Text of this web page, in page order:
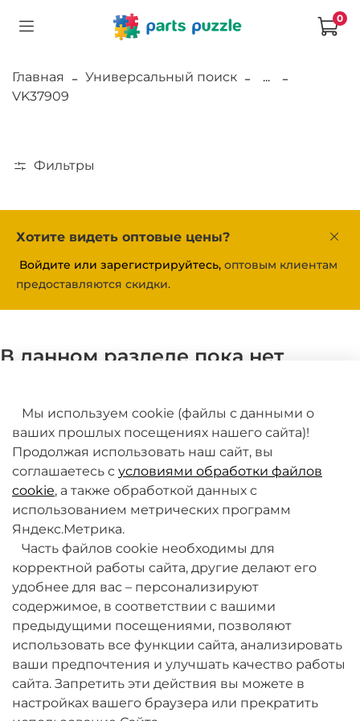
0
Главная Универсальный поиск
...
VK37909
Фильтры
Хотите видеть оптовые цены?
Войдите или зарегистрируйтесь, оптовым клиентам
предоставляются скидки.
В данном разделе пока нет
О компании
Товары и услуги
+7 (495) 789-38-95
09:00 - 18:00 (будни, по МСК)
Мы используем cookie (файлы с данными о
ваших прошлых посещениях нашего сайта)!
Продолжая использовать наш сайт, вы
соглашаетесь с условиями обработки файлов
cookie, а также обработкой данных с
использованием метрических программ
Яндекс.Метрика.
Часть файлов cookie необходимы для
корректной работы сайта, другие делают его
удобнее для вас – персонализируют
содержимое, в соответствии с вашими
предыдущими посещениями, позволяют
использовать все функции сайта, анализировать
ваши предпочтения и улучшать качество работы
сайта. Запретить эти действия вы можете в
настройках вашего браузера или прекратить